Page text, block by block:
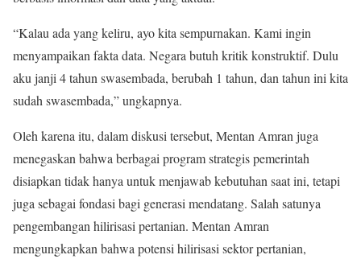
“Kalau ada yang keliru, ayo kita sempurnakan. Kami ingin
menyampaikan fakta data. Negara butuh kritik konstruktif. Dulu
aku janji 4 tahun swasembada, berubah 1 tahun, dan tahun ini kita
sudah swasembada,” ungkapnya.
Oleh karena itu, dalam diskusi tersebut, Mentan Amran juga
menegaskan bahwa berbagai program strategis pemerintah
disiapkan tidak hanya untuk menjawab kebutuhan saat ini, tetapi
juga sebagai fondasi bagi generasi mendatang. Salah satunya
pengembangan hilirisasi pertanian. Mentan Amran
mengungkapkan bahwa potensi hilirisasi sektor pertanian,